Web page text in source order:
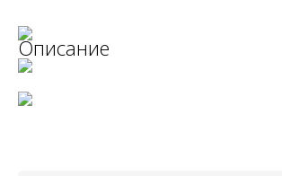
Описание